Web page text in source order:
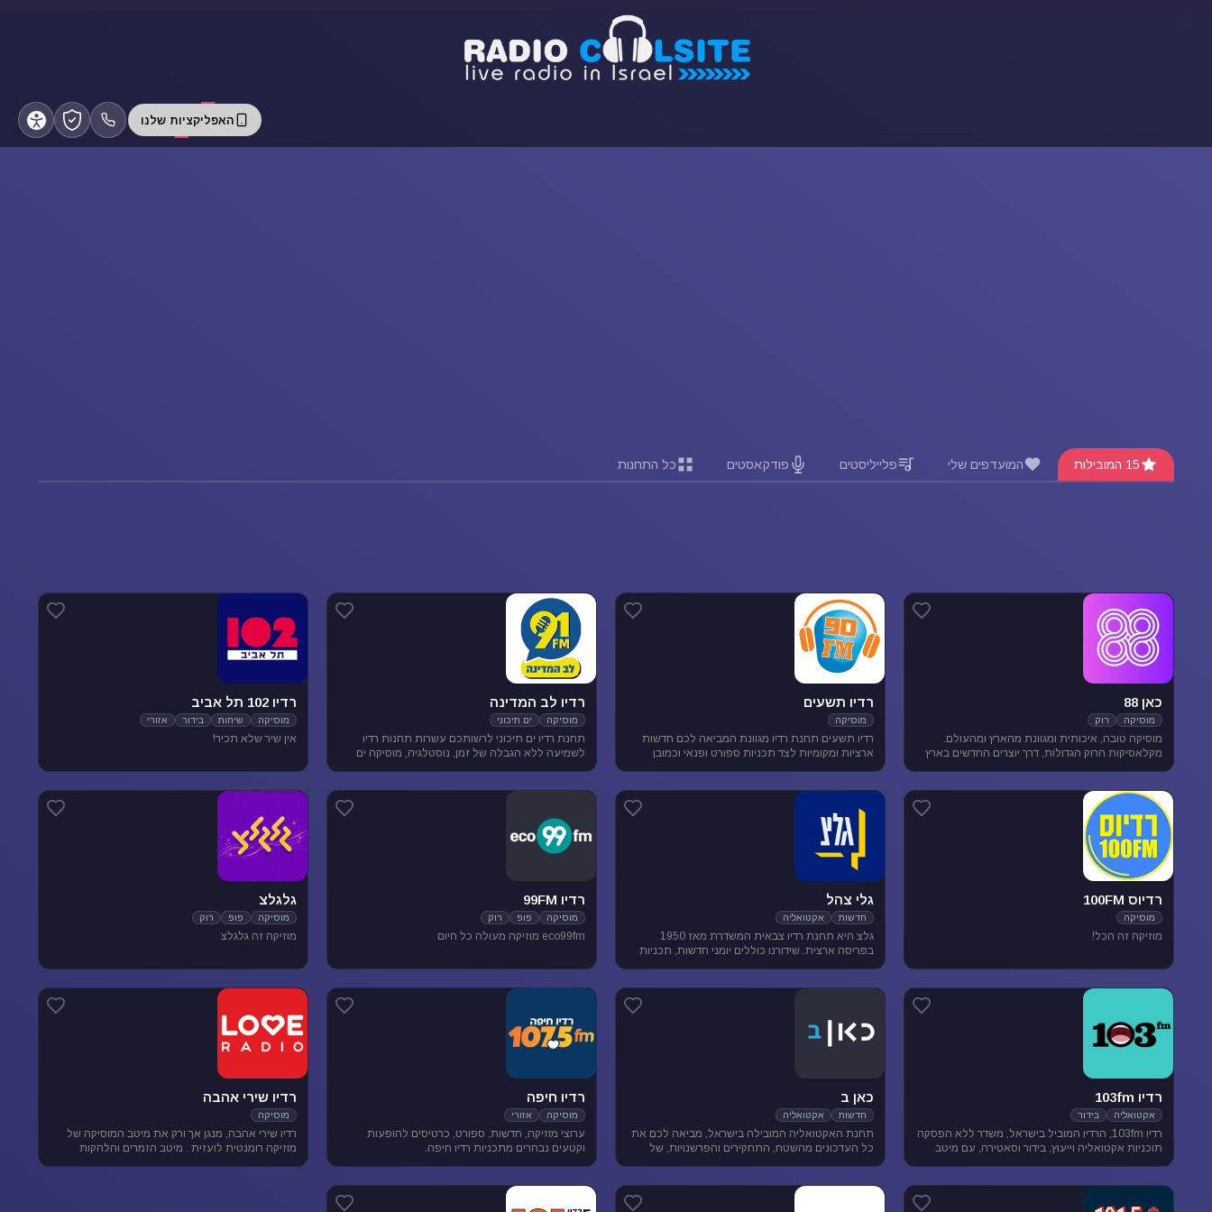
האפליקציות שלנו
15 המובילות המועדפים שלי פלייליסטים פודקאסטים כל התחנות
כאן 88
מוסיקה רוק
מוסיקה טובה, איכותית ומגוונת מהארץ ומהעולם.
מקלאסיקות הרוק הגדולות, דרך יוצרים החדשים בארץ
רדיו תשעים
מוסיקה
רדיו תשעים תחנת רדיו מגוונת המביאה לכם חדשות
ארציות ומקומיות לצד תכניות ספורט ופנאי וכמובן
רדיו לב המדינה
מוסיקה ים תיכוני
תחנת רדיו ים תיכוני לרשותכם עשרות תחנות רדיו
לשמיעה ללא הגבלה של זמן, נוסטלגיה, מוסיקה ים
רדיו 102 תל אביב
מוסיקה שיחות בידור אזורי
אין שיר שלא תכיר!
רדיוס 100FM
מוסיקה
מוזיקה זה הכל!
גלי צהל
חדשות אקטואליה
גלצ היא תחנת רדיו צבאית המשדרת מאז 1950
בפריסה ארצית. שידורנו כוללים יומני חדשות, תכניות
רדיו 99FM
מוסיקה פופ רוק
eco99fm מוזיקה מעולה כל היום
גלגלצ
מוסיקה פופ רוק
מוזיקה זה גלגלצ
רדיו 103fm
אקטואליה בידור
רדיו 103fm, הרדיו המוביל בישראל, משדר ללא הפסקה
תוכניות אקטואליה וייעוץ, בידור וסאטירה, עם מיטב
כאן ב
חדשות אקטואליה
תחנת האקטואליה המובילה בישראל, מביאה לכם את
כל העדכונים מהשטח, התחקירים והפרשנויות, של
רדיו חיפה
מוסיקה אזורי
ערוצי מוזיקה, חדשות, ספורט, כרטיסים להופעות
וקטעים נבחרים מתכניות רדיו חיפה.
רדיו שירי אהבה
מוסיקה
רדיו שירי אהבה, מנגן אך ורק את מיטב המוסיקה של
מוזיקה רומנטית לועזית . מיטב הזמרים והלהקות